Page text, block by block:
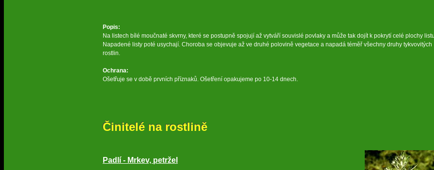
Popis:
Na listech bílé moučnaté skvrny, které se postupně spojují až vytváří souvislé povlaky a může tak dojít k pokrytí celé plochy
Napadené listy poté usychají. Choroba se objevuje až ve druhé polovině vegetace a napadá téměř všechny druhy tykvovitých
rostlin.
Ochrana:
Ošetřuje se v době prvních příznaků. Ošetření opakujeme po 10-14 dnech.
Činitelé na rostlině
Padlí - Mrkev, petržel